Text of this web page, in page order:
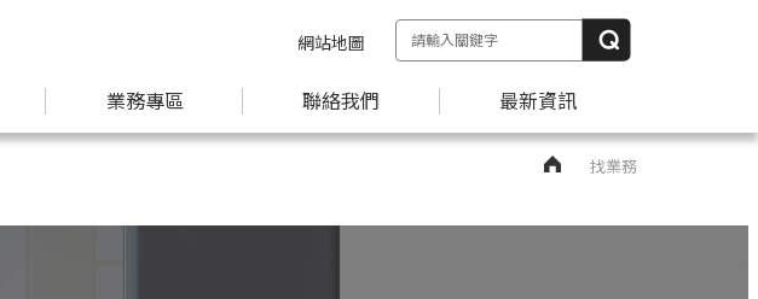
網站地圖
業務專區 聯絡我們 最新資訊
找業務